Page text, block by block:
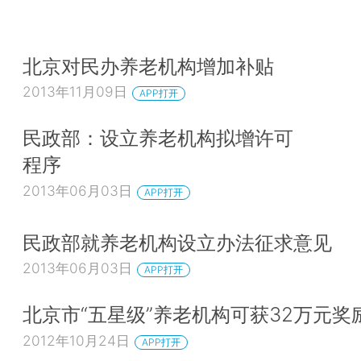
北京对民办养老机构增加补贴
2013年11月09日 APP打开
民政部：设立养老机构拟增许可
程序
2013年06月03日 APP打开
民政部就养老机构设立办法征求意见
2013年06月03日 APP打开
北京市“五星级”养老机构可获32万元奖
2012年10月24日 APP打开